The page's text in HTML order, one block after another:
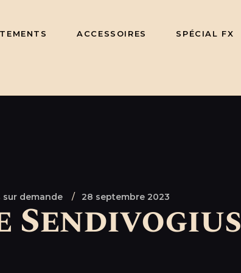
ACCESSOIRES SPÉCIAL FX
sur demande 28 septembre 2023
Sendivogius